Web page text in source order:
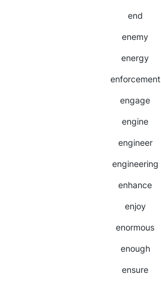
end
enemy
energy
enforcement
engage
engine
engineer
engineering
enhance
enjoy
enormous
enough
ensure